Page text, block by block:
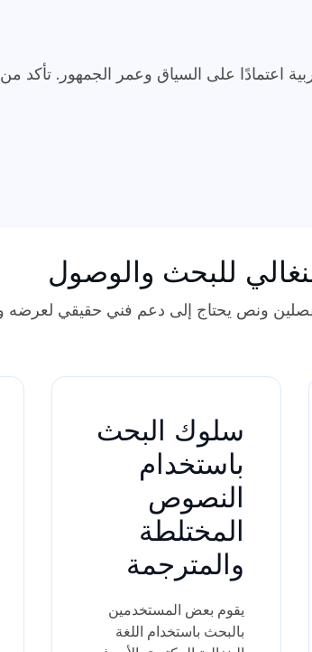
اعتمادًا على السياق وعمر الجمهور. تأكد
للبحث والوصول
ونص يحتاج إلى دعم فني حقيقي
سلوك البحث
باستخدام
النصوص
المختلطة
والمترجمة
يقوم بعض المستخدمين
بالبحث باستخدام اللغة